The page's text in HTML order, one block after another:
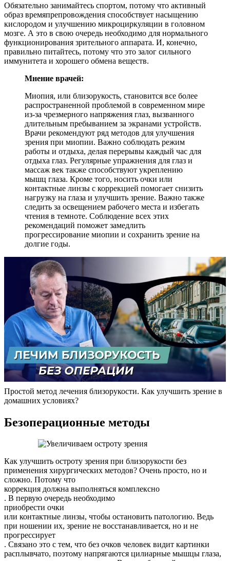
Обязательно занимайтесь спортом, потому что активный
образ времяпрепровождения способствует насыщению
кислородом и улучшению микроциркуляции в головном
мозге. А это в свою очередь необходимо для нормального
функционирования зрительного аппарата. И, конечно,
правильно питайтесь, потому что это залог сильного
иммунитета и хорошего обмена веществ.
Мнение врачей:
Миопия, или близорукость, становится все более
распространенной проблемой в современном мире
из-за чрезмерного напряжения глаз, вызванного
длительным пребыванием за экранами устройств.
Врачи рекомендуют ряд методов для улучшения
зрения при миопии. Важно соблюдать режим
работы и отдыха, делая перерывы каждый час для
отдыха глаз. Регулярные упражнения для глаз и
массаж век также способствуют укреплению
мышц глаза. Кроме того, носить очки или
контактные линзы с коррекцией помогает снизить
нагрузку на глаза и улучшить зрение. Важно также
следить за освещением рабочего места и избегать
чтения в темноте. Соблюдение всех этих
рекомендаций поможет замедлить
прогрессирование миопии и сохранить зрение на
долгие годы.
Простой метод лечения близорукости. Как улучшить зрение в
домашних условиях?
Безоперационные методы
Как улучшить остроту зрения при близорукости без
применения хирургических методов? Очень просто, но и
сложно. Потому что
коррекция должна выполняться комплексно
. В первую очередь необходимо
приобрести очки
или контактные линзы, чтобы остановить патологию. Ведь
при ношении их, зрение не восстанавливается, но и не
прогрессирует
. Связано это с тем, что без очков человек видит картинки
расплывчато, поэтому напрягаются цилиарные мышцы глаза,